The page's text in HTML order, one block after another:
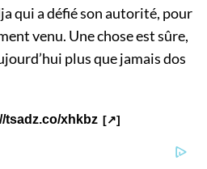
qui a défié son autorité, pour
venu. Une chose est sûre,
plus que jamais dos
tsadz.co/xhkbz